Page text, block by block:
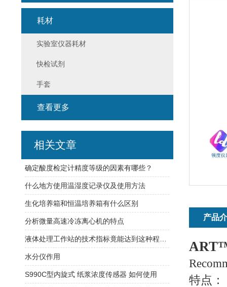
产品
特点：
耗材
实验室仪器耗材
快检试剂
手套
查看更多
相关文章
确定酸度检定计精度等级的因素有哪些？
什么地方使用温湿度记录仪及使用方法
生化培养箱和恒温培养箱有什么区别
分析微量高速冷冻离心机的特点
水分仪作用
S990C型内旋式 纸浆浓度传感器 如何使用